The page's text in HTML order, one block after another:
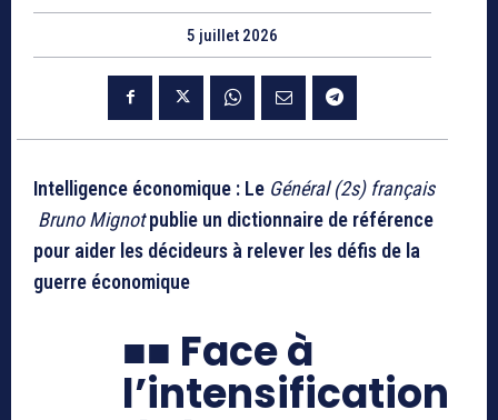
5 juillet 2026
Intelligence économique : Le Général (2s) français
Bruno Mignotpublie un dictionnaire de référence
pour aider les décideurs à relever les défis de la
guerre économique
■■ Face à
l’intensification